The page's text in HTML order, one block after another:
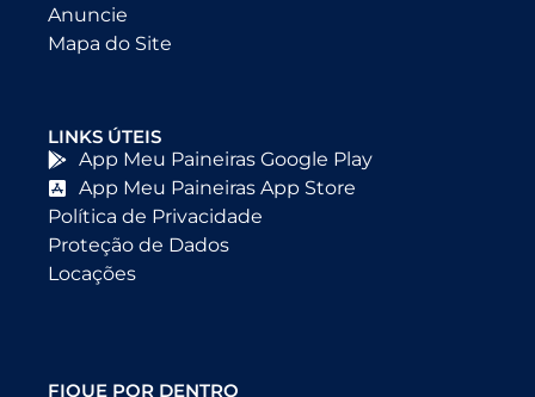
Anuncie
Mapa do Site
LINKS ÚTEIS
App Meu Paineiras Google Play
App Meu Paineiras App Store
Política de Privacidade
Proteção de Dados
Locações
FIQUE POR DENTRO